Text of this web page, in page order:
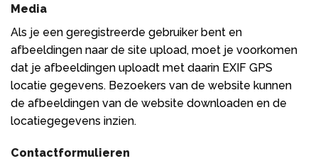
Media
Als je een geregistreerde gebruiker bent en
afbeeldingen naar de site upload, moet je voorkomen
dat je afbeeldingen uploadt met daarin EXIF GPS
locatie gegevens. Bezoekers van de website kunnen
de afbeeldingen van de website downloaden en de
locatiegegevens inzien.
Contactformulieren